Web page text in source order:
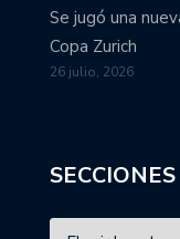
Se jugó una
Copa Zurich
26 julio, 2026
SECCIONES